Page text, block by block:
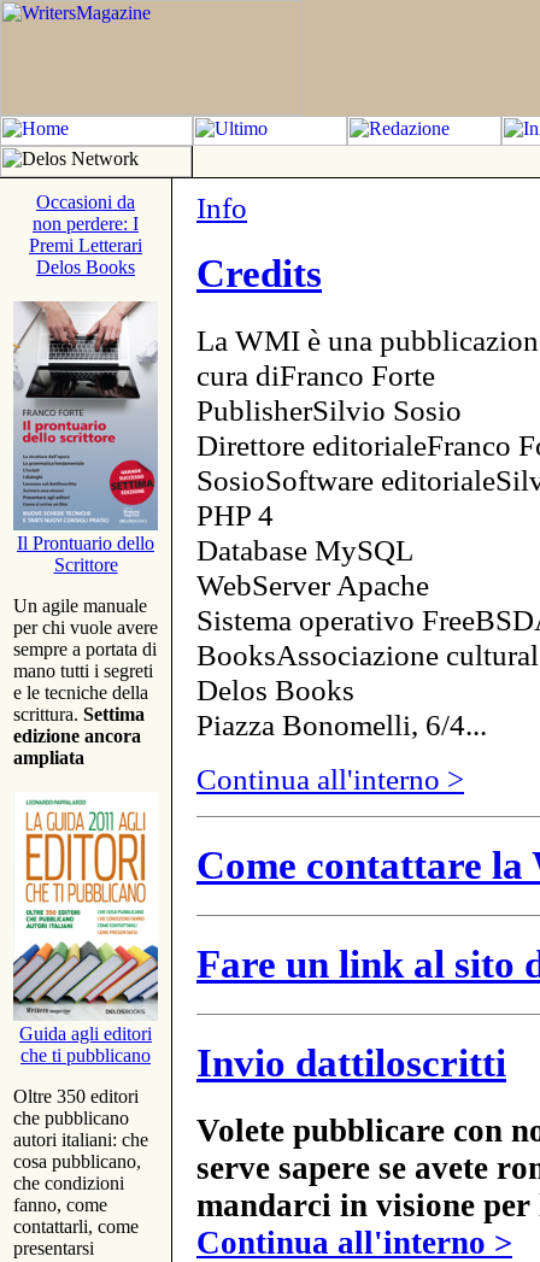
Occasioni da
non perdere: I
Premi Letterari
Delos Books
Il Prontuario dello
Scrittore
Un agile manuale
per chi vuole avere
sempre a portata di
mano tutti i segreti
e le tecniche della
scrittura. Settima
edizione ancora
ampliata
Guida agli editori
che ti pubblicano
Oltre 350 editori
che pubblicano
autori italiani: che
cosa pubblicano,
che condizioni
fanno, come
contattarli, come
presentarsi
Info
Credits
La WMI è una
cura diFranco Forte
PublisherSilvio Sosio
Direttore editorialeFranco
SosioSoftware
PHP 4
Database MySQL
WebServer Apache
Sistema operativo
BooksAssociazione
Delos Books
Piazza Bonomelli, 6/4...
Continua all'interno >
Come contattare
Fare un link al sito
Invio dattiloscritti
Volete pubblicare con
serve sapere se avete
mandarci in visione
Continua all'interno >